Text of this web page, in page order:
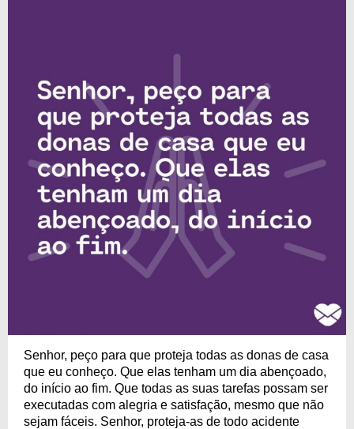
Senhor, peço para que proteja todas as donas de casa
que eu conheço. Que elas tenham um dia abençoado,
do início ao fim. Que todas as suas tarefas possam ser
executadas com alegria e satisfação, mesmo que não
sejam fáceis. Senhor, proteja-as de todo acidente